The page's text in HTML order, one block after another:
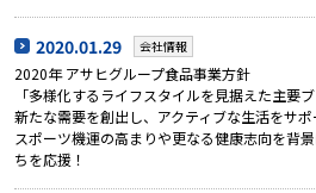
2020.01.29 会社情報
2020年 アサヒグループ食品事業方針
「多様化するライフスタイルを見据えた主要
新たな需要を創出し、アクティブな生活をサポ
スポーツ機運の高まりや更なる健康志向を背
ちを応援！